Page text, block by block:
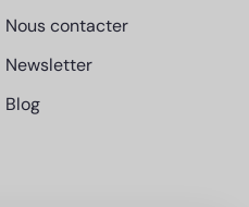
Nous contacter
Newsletter
Blog